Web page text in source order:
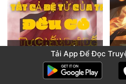
4 tháng trước
Tất Cả Đệ Tử Của Ta Đều
Có Tư Chất Đại Đế (Dịch)
Tải App Để Đọc